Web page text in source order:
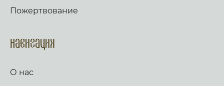
Пожертвование
Навигация
О нас